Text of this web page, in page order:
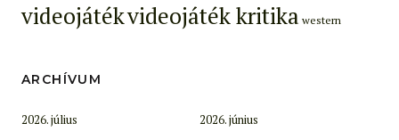
videojátékvideojáték kritika western
ARCHÍVUM
2026. július
2026. június